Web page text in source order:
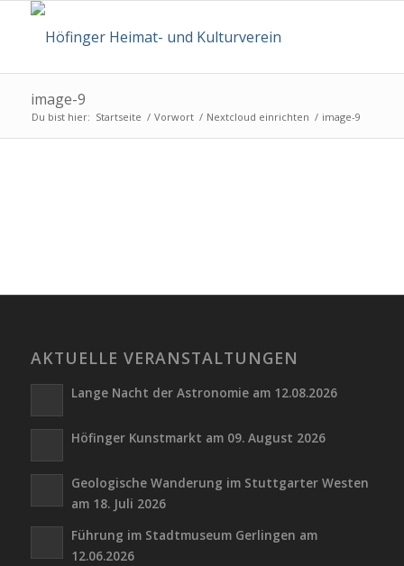
image-9
Du bist hier: Startseite / Vorwort / Nextcloud einrichten / image-9
AKTUELLE VERANSTALTUNGEN
Lange Nacht der Astronomie am 12.08.2026
Höfinger Kunstmarkt am 09. August 2026
Geologische Wanderung im Stuttgarter Westen
am 18. Juli 2026
Führung im Stadtmuseum Gerlingen am
12.06.2026